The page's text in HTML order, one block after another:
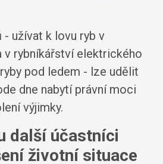
- užívat k lovu ryb v
v rybníkářství elektrického
pod ledem - lze udělit
dne nabytí právní moci
výjimky.
další účastníci
životní situace